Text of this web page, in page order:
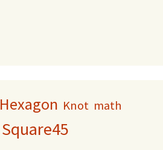
Hexagon Knot math
Square45